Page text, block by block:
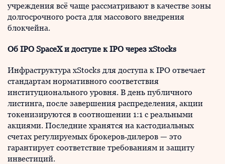
учреждения всё чаще рассматривают в качестве зоны
долгосрочного роста для массового внедрения
блокчейна.
Об IPO SpaceX и доступе к IPO через xStocks
Инфраструктура xStocks для доступа к IPO отвечает
стандартам нормативного соответствия
институционального уровня. В день публичного
листинга, после завершения распределения, акции
токенизируются в соотношении 1:1 с реальными
акциями. Последние хранятся на кастодиальных
счетах регулируемых брокеров‑дилеров — это
гарантирует соответствие требованиям и защиту
инвестиций.